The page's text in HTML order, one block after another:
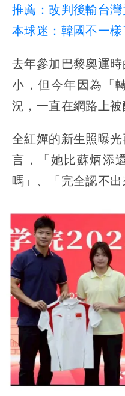
推薦：改判後輸台
本球迷：韓國不一樣
去年參加巴黎奧運
小，但今年因為「
況，一直在網路上被
全紅嬋的新生照曝
言，「她比蘇炳添
嗎」、「完全認不出